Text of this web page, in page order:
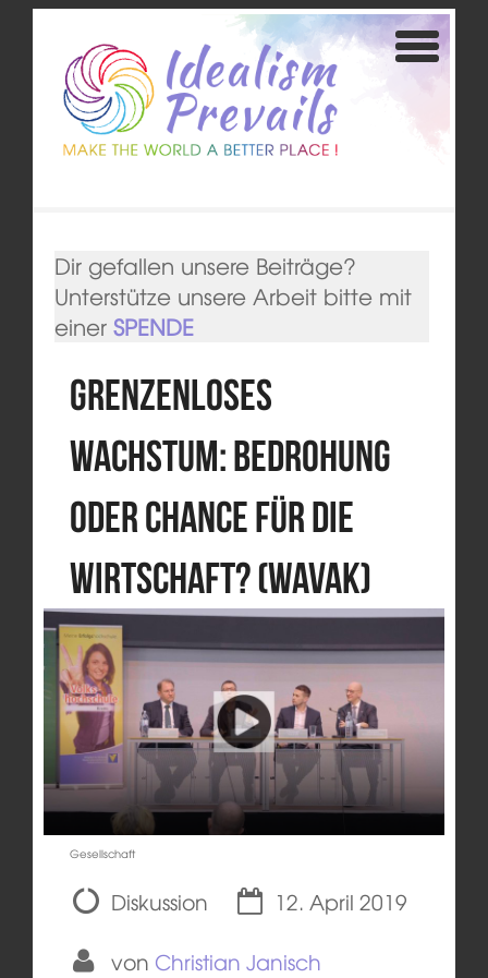
Dir gefallen unsere Beiträge?
Unterstütze unsere Arbeit bitte mit
einer SPENDE
Grenzenloses
Wachstum: Bedrohung
oder Chance für die
Wirtschaft? (Wavak)
Gesellschaft
Diskussion
12. April 2019
von Christian Janisch